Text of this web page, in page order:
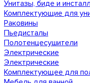
Унитазы, биде и
Комплектующие для
Раковины
Пьедисталы
Полотенцесушители
Электрические
Электрические
Комплектующее для